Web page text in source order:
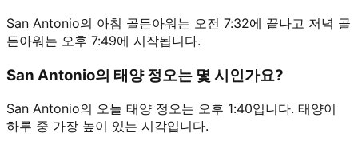
San Antonio의 아침 골든아워는 오전 7:32에 끝나고 저녁 골
든아워는 오후 7:49에 시작됩니다.
San Antonio의 태양 정오는 몇 시인가요?
San Antonio의 오늘 태양 정오는 오후 1:40입니다. 태양이
하루 중 가장 높이 있는 시각입니다.